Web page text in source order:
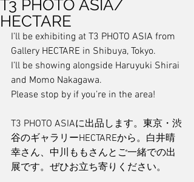
T3 PHOTO ASIA/
HECTARE
I’ll be exhibiting at T3 PHOTO ASIA from
Gallery HECTARE in Shibuya, Tokyo.
I’ll be showing alongside Haruyuki Shirai
and Momo Nakagawa.
Please stop by if you’re in the area!
T3 PHOTO ASIAに出品します。東京・渋
谷のギャラリーHECTAREから。白井晴
幸さん、中川ももさんとご一緒での出
展です。ぜひお立ち寄りください。